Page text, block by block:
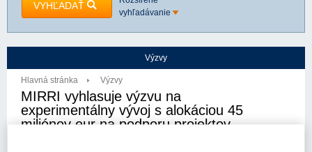
VYHĽADAŤ
vyhľadávanie
Výzvy
Hlavná stránka Výzvy
MIRRI vyhlasuje výzvu na
experimentálny vývoj s alokáciou 45
miliónov eur na podporu projektov